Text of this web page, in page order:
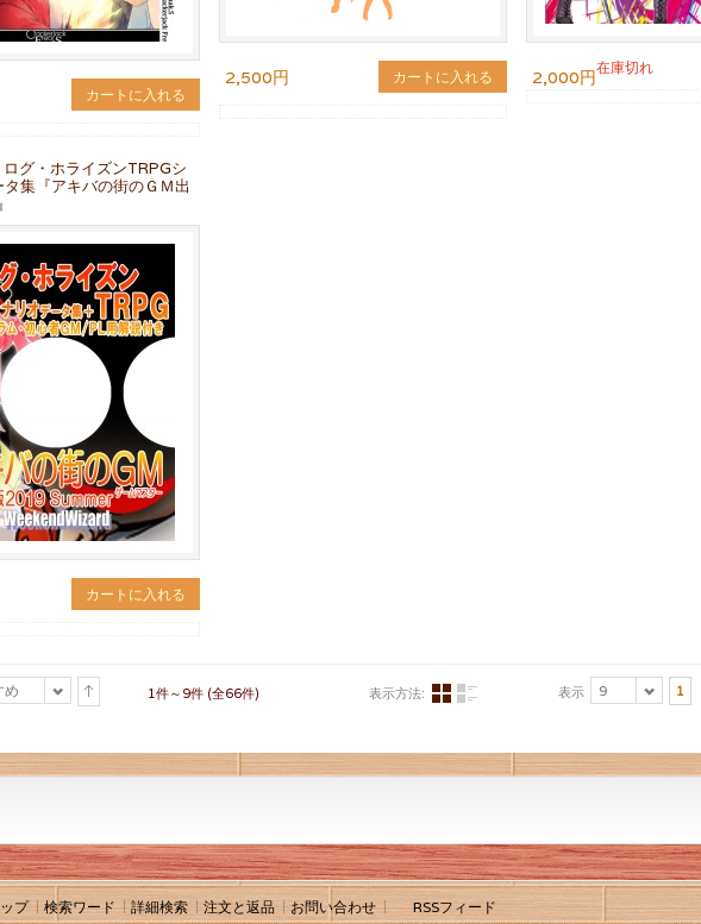
カートに入れる
2,500円 カートに入れる 2,000円在庫切れ
ログ・ホライズンTRPGシ
集『アキバの街のＧＭ出
カートに入れる
め 1件～9件 (全66件) 表示方法: 表示 9 1
プ 検索ワード 詳細検索 注文と返品 お問い合わせ RSSフィード